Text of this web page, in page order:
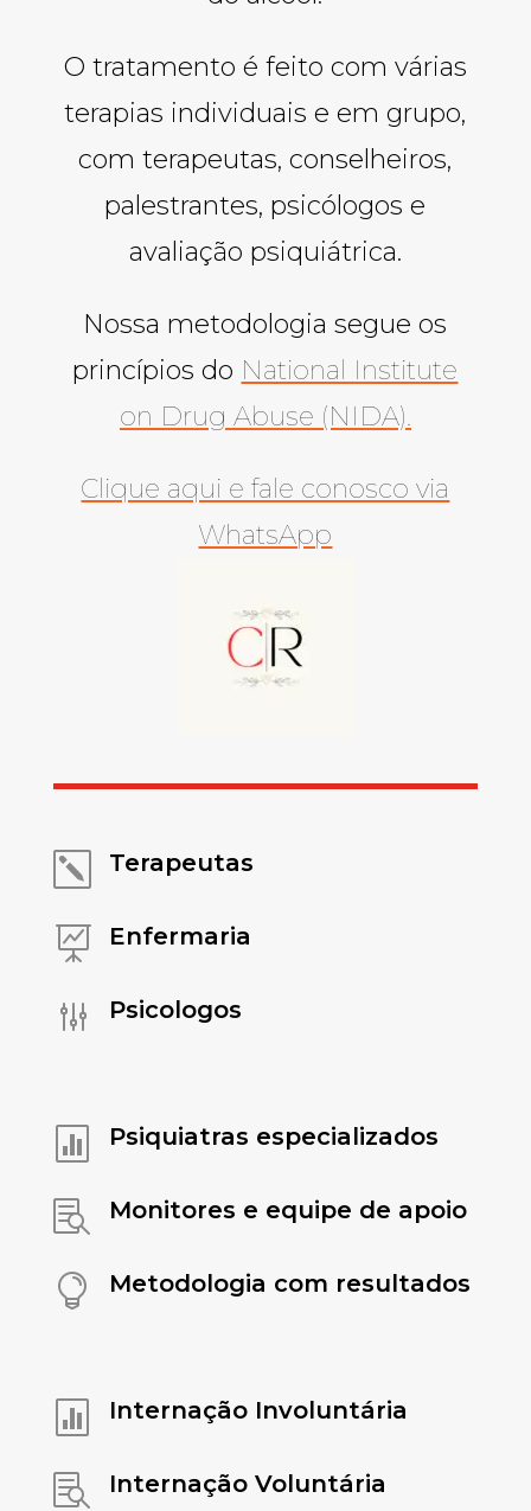
O tratamento é feito com várias
terapias individuais e em grupo,
com terapeutas, conselheiros,
palestrantes, psicólogos e
avaliação psiquiátrica.
Nossa metodologia segue os
princípios do National Institute
on Drug Abuse (NIDA).
Clique aqui e fale conosco via
WhatsApp
k Terapeutas
 Enfermaria
g Psicologos
 Psiquiatras especializados
 Monitores e equipe de apoio
 Metodologia com resultados
 Internação Involuntária
 Internação Voluntária